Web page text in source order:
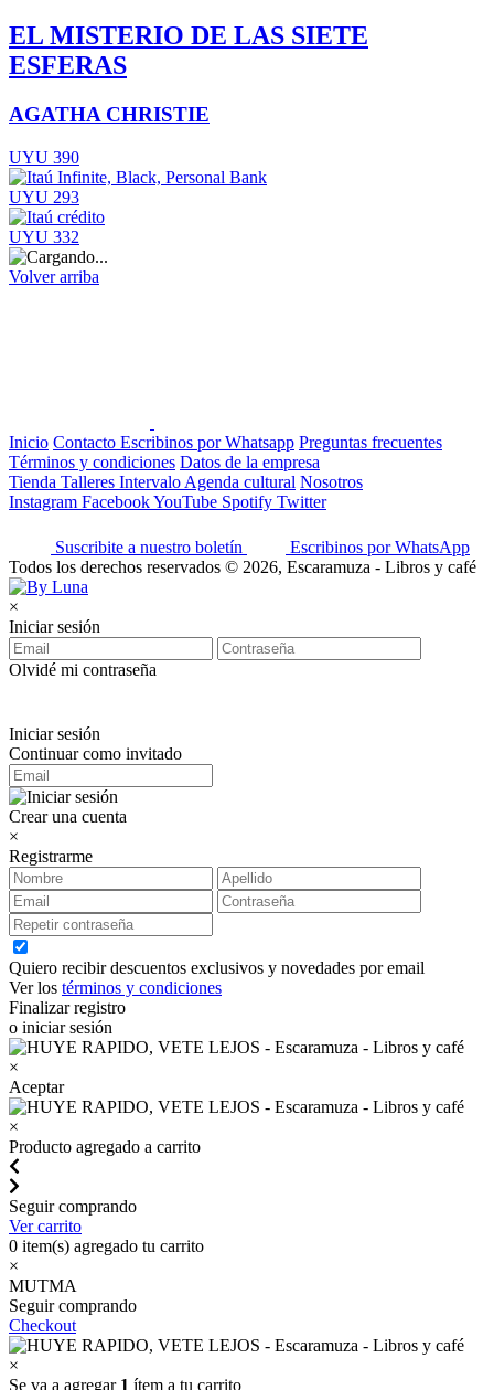
EL MISTERIO DE LAS SIETE
ESFERAS
AGATHA CHRISTIE
UYU 390
UYU 293
UYU 332
Volver arriba
Inicio Contacto Escribinos por Whatsapp Preguntas frecuentes
Términos y condiciones Datos de la empresa
Tienda Talleres Intervalo Agenda cultural Nosotros
Instagram FacebookYouTube Spotify Twitter
Suscribite a nuestro boletín
Escribinos por WhatsApp
Todos los derechos reservados © 2026, Escaramuza - Libros y café
×
Iniciar sesión
Olvidé mi contraseña
Iniciar sesión
Continuar como invitado
Crear una cuenta
×
Registrarme
Quiero recibir descuentos exclusivos y novedades por email
Ver los términos y condiciones
Finalizar registro
o iniciar sesión
×
Aceptar
×
Producto agregado a carrito
Seguir comprando
Ver carrito
0 item(s) agregado tu carrito
×
MUTMA
Seguir comprando
Checkout
×
Se va a agregar 1 ítem a tu carrito